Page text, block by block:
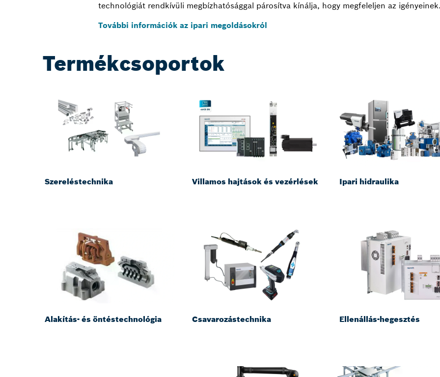
technológiát rendkívüli megbízhatósággal párosítva kínálja, hogy megfeleljen az
További információk az ipari megoldásokról
Termékcsoportok
Szereléstechnika Villamos hajtások és vezérlések Ipari hidraulika
Alakítás- és öntéstechnológia Csavarozástechnika Ellenállás-hegesztés